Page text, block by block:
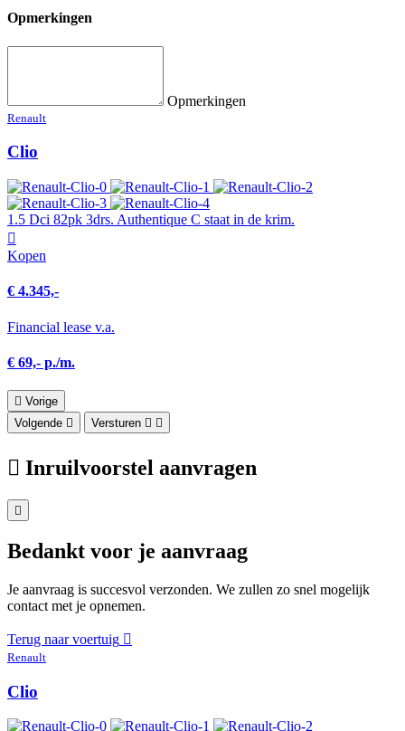
Opmerkingen
Opmerkingen
Renault
Clio
1.5 Dci 82pk 3drs. Authentique C staat in de krim.
Kopen
€ 4.345,-
Financial lease v.a.
€ 69,- p./m.
Vorige
Volgende
Versturen
Inruilvoorstel aanvragen
Bedankt voor je aanvraag
Je aanvraag is succesvol verzonden. We zullen zo snel mogelijk
contact met je opnemen.
Terug naar voertuig
Renault
Clio